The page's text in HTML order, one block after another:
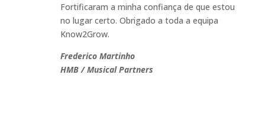
Fortificaram a minha confiança de que estou
no lugar certo. Obrigado a toda a equipa
Know2Grow.
Frederico Martinho
HMB / Musical Partners